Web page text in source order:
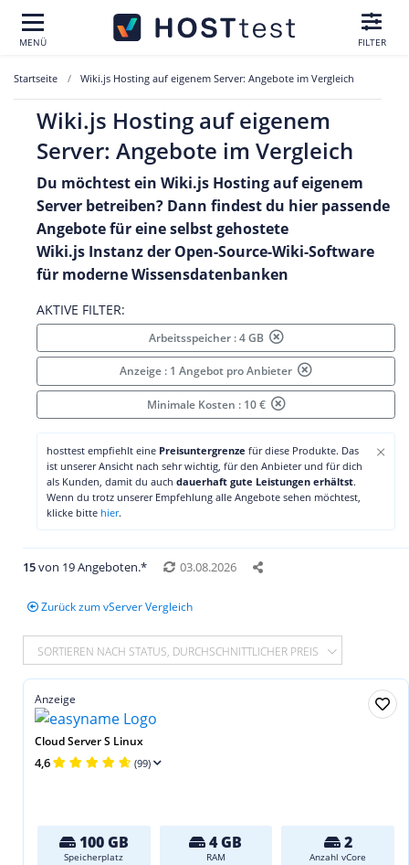
MENÜ FILTER
Startseite Wiki.js Hosting auf eigenem Server: Angebote im Vergleich
Wiki.js Hosting auf eigenem
Server: Angebote im Vergleich
Du möchtest ein Wiki.js Hosting auf eigenem
Server betreiben? Dann findest du hier passende
Angebote für eine selbst gehostete
Wiki.js Instanz der Open-Source-Wiki-Software
für moderne Wissensdatenbanken
AKTIVE FILTER:
Arbeitsspeicher : 4 GB
Anzeige : 1 Angebot pro Anbieter
Minimale Kosten : 10 €
×
hosttest empfiehlt eine Preisuntergrenze für diese Produkte. Das
ist unserer Ansicht nach sehr wichtig, für den Anbieter und für dich
als Kunden, damit du auch dauerhaft gute Leistungen erhältst.
Wenn du trotz unserer Empfehlung alle Angebote sehen möchtest,
klicke bitte hier.
15von 19 Angeboten.* 03.08.2026
Zurück zum vServer Vergleich
SORTIEREN NACH STATUS, DURCHSCHNITTLICHER PREIS
Anzeige
Cloud Server S Linux
4,6 (99)
100 GB
Speicherplatz
4 GB
RAM
2
Anzahl vCore